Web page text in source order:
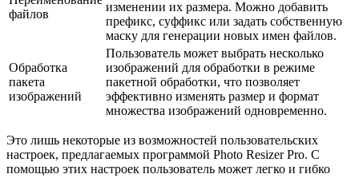
файлов
изменении их размера. Можно добавить
префикс, суффикс или задать собственную
маску для генерации новых имен файлов.
Обработка
пакета
изображений
Пользователь может выбрать несколько
изображений для обработки в режиме
пакетной обработки, что позволяет
эффективно изменять размер и формат
множества изображений одновременно.
Это лишь некоторые из возможностей пользовательских
настроек, предлагаемых программой Photo Resizer Pro. С
помощью этих настроек пользователь может легко и гибко